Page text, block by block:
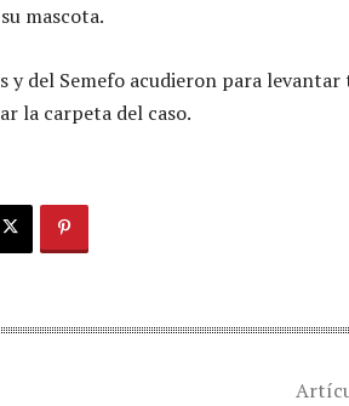
mascota.
y del Semefo acudieron para levantar
la carpeta del caso.